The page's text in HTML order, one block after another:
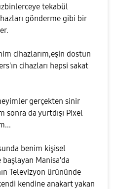
tekabül
gönderme gibi bir
cihazlarım,eşin dostun
cihazları hepsi sakat
gerçekten sinir
sonra da yurtdışı Pixel
benim kişisel
başlayan Manisa'da
Televizyon ürününde
kendine anakart yakan